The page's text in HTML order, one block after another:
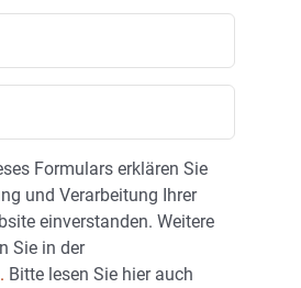
Formulars erklären Sie
und Verarbeitung Ihrer
einverstanden. Weitere
Sie in der
Bitte lesen Sie hier auch